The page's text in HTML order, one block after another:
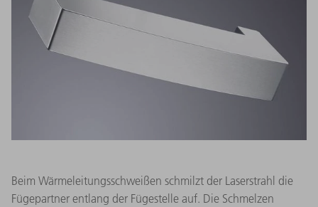
Beim Wärmeleitungsschweißen schmilzt der Laserstrahl die
Fügepartner entlang der Fügestelle auf. Die Schmelzen